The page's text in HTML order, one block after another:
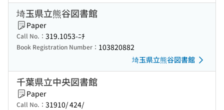
埼玉県立熊谷図書館
Paper
Call No.： 319.1053-ﾆﾁ
Book Registration Number： 103820882
埼玉県立熊谷図書館
千葉県立中央図書館
Paper
Call No.： 31910/ 424/